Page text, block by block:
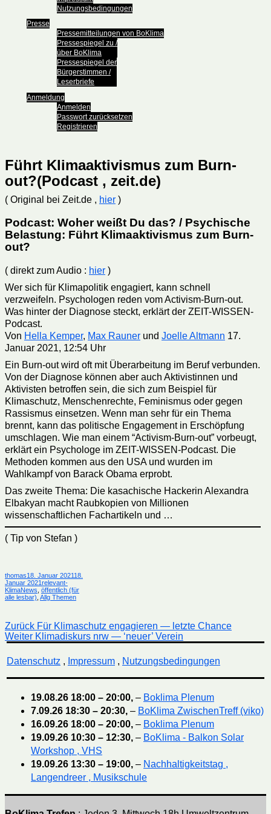
Nutzungsbedingungen
Presse
Pressemitteilungen von BoKlima
Pressespiegel zu /
über BoKlima
Pressespiegel der
Bürgerstimmen /
Leserbriefe
Anmeldung
Anmelden
Passwort zurücksetzen
Registrieren
Führt Klimaaktivismus zum Burn-
out?(Podcast , zeit.de)
( Original bei Zeit.de , hier )
Podcast: Woher weißt Du das? / Psychische
Belastung: Führt Klimaaktivismus zum Burn-
out?
( direkt zum Audio : hier )
Wer sich für Klimapolitik engagiert, kann schnell
verzweifeln. Psychologen reden vom Activism-Burn-out.
Was hinter der Diagnose steckt, erklärt der ZEIT-WISSEN-
Podcast.
Von Hella Kemper, Max Rauner und Joelle Altmann 17.
Januar 2021, 12:54 Uhr
Ein Burn-out wird oft mit Überarbeitung im Beruf verbunden.
Von der Diagnose können aber auch Aktivistinnen und
Aktivisten betroffen sein, die sich zum Beispiel für
Klimaschutz, Menschenrechte, Feminismus oder gegen
Rassismus einsetzen. Wenn man sehr für ein Thema
brennt, kann das politische Engagement in Erschöpfung
umschlagen. Wie man einem “Activism-Burn-out” vorbeugt,
erklärt ein Psychologe im ZEIT-WISSEN-Podcast. Die
Methoden kommen aus den USA und wurden im
Wahlkampf von Barack Obama erprobt.
Das zweite Thema: Die kasachische Hackerin Alexandra
Elbakyan macht Raubkopien von Millionen
wissenschaftlichen Fachartikeln und …
( Tip von Stefan )
Autor
thomasVeröffentlicht
am
18. Januar 202118.
Januar 2021Kategorien
relevant-
KlimaNews öffentlich (für
alle lesbar) Allg Themen
Beitragsnavigation
Zurück Vorheriger
Beitrag:
Für Klimaschutz engagieren — letzte Chance
Weiter Nächster
Beitrag:
Klimadiskurs nrw — ‘neuer’ Verein
Datenschutz , Impressum, Nutzungsbedingungen
19.08.26 18:00 – 20:00, – Boklima Plenum
7.09.26 18:30 – 20:30, – BoKlima ZwischenTreff (viko)
16.09.26 18:00 – 20:00, – Boklima Plenum
19.09.26 10:30 – 12:30, – BoKlima - Balkon Solar
Workshop , VHS
19.09.26 13:30 – 19:00, – Nachhaltigkeitstag ,
Langendreer , Musikschule